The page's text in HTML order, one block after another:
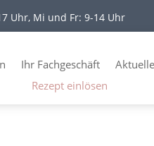
Uhr, Mi und Fr: 9-14 Uhr
Ihr Fachgeschäft
Rezept einlösen